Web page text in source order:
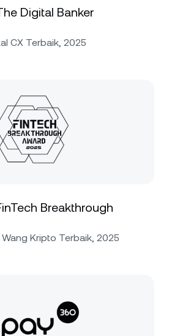
Digital Banker
CX Terbaik, 2025
Breakthrough
Kripto Terbaik, 2025